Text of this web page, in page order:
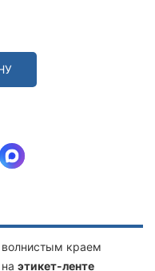
краем
этикет-ленте